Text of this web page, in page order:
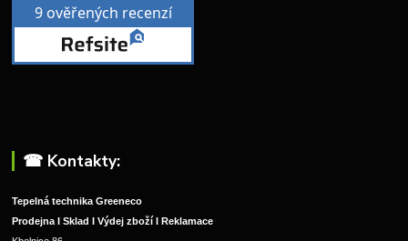
☎︎ Kontakty:
Tepelná technika Greeneco
Prodejna I Sklad I Výdej zboží I Reklamace